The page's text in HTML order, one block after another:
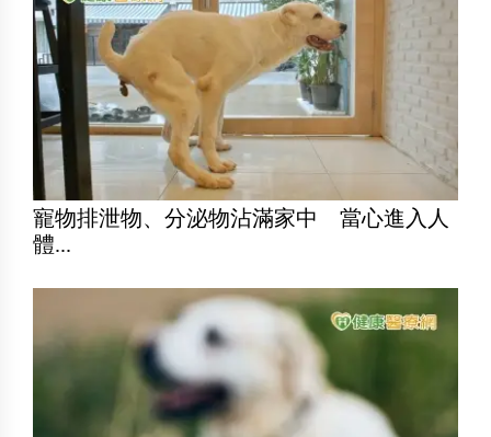
寵物排泄物、分泌物沾滿家中 當心進入人
體...